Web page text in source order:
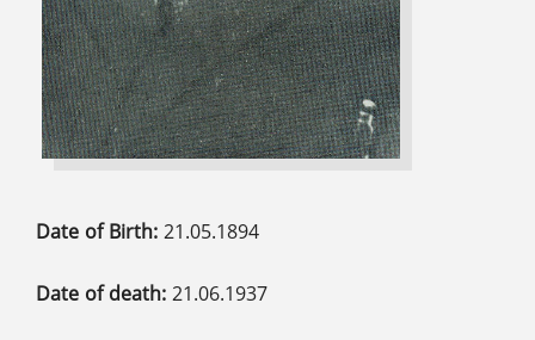
Date of Birth: 21.05.1894
Date of death: 21.06.1937